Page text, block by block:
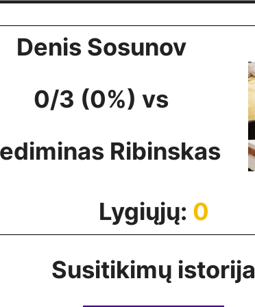
Denis Sosunov
0/3 (0%) vs
Ribinskas
Lygiųjų: 0
Susitikimų istorija